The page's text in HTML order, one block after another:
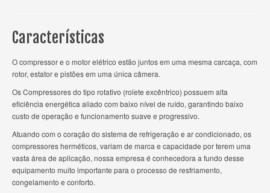
Características
O compressor e o motor elétrico estão juntos em uma mesma carcaça, com
rotor, estator e pistões em uma única câmera.
Os Compressores do tipo rotativo (rolete excêntrico) possuem alta
eficiência energética aliado com baixo nível de ruído, garantindo baixo
custo de operação e funcionamento suave e progressivo.
Atuando com o coração do sistema de refrigeração e ar condicionado, os
compressores herméticos, variam de marca e capacidade por terem uma
vasta área de aplicação, nossa empresa é conhecedora a fundo desse
equipamento muito importante para o processo de resfriamento,
congelamento e conforto.